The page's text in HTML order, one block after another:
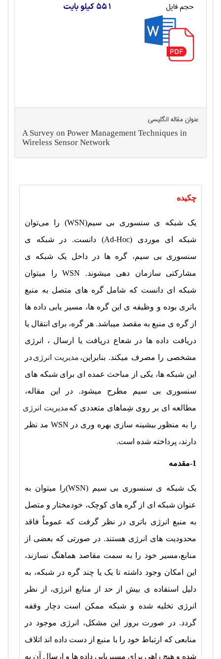
حجم فایل 551 کیلو بایت
عنوان مقاله انگليسی
A Survey on Power Management Techniques in
Wireless Sensor Network
چکیده
یک شبکه ی سنسوری بی سیم(WSN) را میتوان
شبکه ای موردی(Ad-Hoc) دانست. در شبکه ی
سنسوری بی سیم، گره ها در داخل یک شبکه ی
مشارکتی سازمان دهی میشوند. WSN
را میتوان
شبکه ای دانست که شامل گره های متصل به منبع
باتری بوده و وظیفه ی این گره ها، مسیر
یابی داده ها
از گره ی منبع به مقصد میباشد. هر گره، برای انتقال یا
دریافت داده ها در شعاع دریافت یا ارسال ، انرژی
مشخصی را مصرف می­کند. بنابراین،مدیریت انرژیدر
این شبکه ها، یکی از مباحث عمده ای برای شبکه های
سنسوری بی سیم مطرح میشود. در این مقاله،
مطالعه ای بر روی شِماهای متعددی کهمدیریت انرژی
را به منظور بیشینه سازی بهره وری در WSN مد نظر
دارند، پرداخته شده است.
1-مقدمه
یک شبکه ی سنسوری بی سیم (WSN)را میتوان به
عنوان شبکه ای از گره های کوچک، خودمختار و متصل
به منبع انرژی باتری در نظر گرفت که عموماٌ فاقد
محدودیت های انرژی هستند. در صورتی که بعضی از
منابع،مسیر خود را به سمت مقاصد هماهنگ نسازند،
این امکان وجود داشته تا یک یا چند گره در شبکه، به
دلیل استفاده ی بیش از حد از منابع انرژی، از نظر
انرژی تخلیه شده و شبکه ممکن است دچار وقفه
گردد. در صورت بروز این مشکل، انرژی موجود در
منابعی که ارتباط خود را با منبع از دست داده اند اتلاف
شده و هیچ راهی برای مسیریابی داده ها و ارسال آن به